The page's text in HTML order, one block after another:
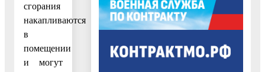
сгорания
накапливаются
в
помещении
и могут